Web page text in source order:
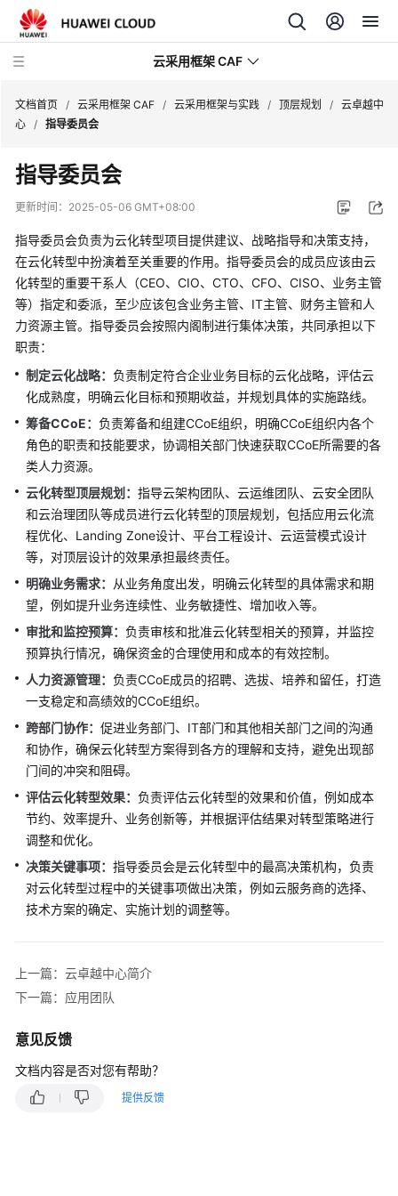
云采用框架 CAF
云
采
用
架
与
实
践
用
框
架
简
制
定
战
略
顶
规
划
概
云
卓
越
中
心
云
卓
越
简
介
委
员
文档首页 / 云采用框架 CAF / 云采用框架与实践 / 顶层规划 / 云卓越中
心 / 指导委员会
指导委员会
更新时间： 2025-05-06 GMT+08:00
指导委员会负责为云化转型项目提供建议、战略指导和决策支持，
在云化转型中扮演着至关重要的作用。指导委员会的成员应该由云
化转型的重要干系人（CEO、CIO、CTO、CFO、CISO、业务主管
等）指定和委派，至少应该包含业务主管、IT主管、财务主管和人
力资源主管。指导委员会按照内阁制进行集体决策，共同承担以下
职责：
制定云化战略： 负责制定符合企业业务目标的云化战略，评估云
化成熟度，明确云化目标和预期收益，并规划具体的实施路线。
筹备CCoE： 负责筹备和组建CCoE组织，明确CCoE组织内各个
角色的职责和技能要求，协调相关部门快速获取CCoE所需要的各
类人力资源。
云化转型顶层规划： 指导云架构团队、云运维团队、云安全团队
和云治理团队等成员进行云化转型的顶层规划，包括应用云化流
程优化、Landing Zone设计、平台工程设计、云运营模式设计
等，对顶层设计的效果承担最终责任。
明确业务需求：
从业务角度出发，明确云化转型的具体需求和期
望，例如提升业务连续性、业务敏捷性、增加收入等。
审批和监控预算： 负责审核和批准云化转型相关的预算，并监控
预算执行情况，确保资金的合理使用和成本的有效控制。
人力资源管理： 负责CCoE成员的招聘、选拔、培养和留任，打造
一支稳定和高绩效的CCoE组织。
跨部门协作： 促进业务部门、IT部门和其他相关部门之间的沟通
和协作，确保云化转型方案得到各方的理解和支持，避免出现部
门间的冲突和阻碍。
评估云化转型效果： 负责评估云化转型的效果和价值，例如成本
节约、效率提升、业务创新等，并根据评估结果对转型策略进行
调整和优化。
决策关键事项： 指导委员会是云化转型中的最高决策机构，负责
对云化转型过程中的关键事项做出决策，例如云服务商的选择、
技术方案的确定、实施计划的调整等。
上一篇：云卓越中心简介
下一篇：应用团队
意见反馈
文档内容是否对您有帮助？
提供反馈